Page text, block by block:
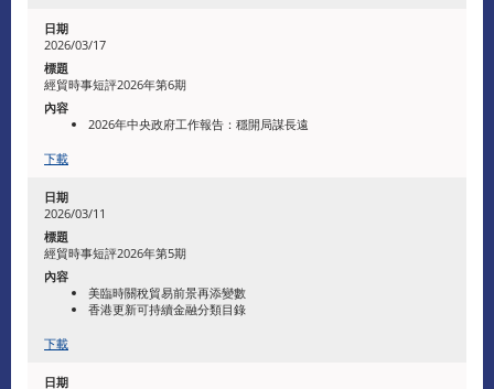
2026/03/17
經貿時事短評2026年第6期
2026年中央政府工作報告：穩開局謀長遠
下載
2026/03/11
經貿時事短評2026年第5期
美臨時關稅貿易前景再添變數
香港更新可持續金融分類目錄
下載